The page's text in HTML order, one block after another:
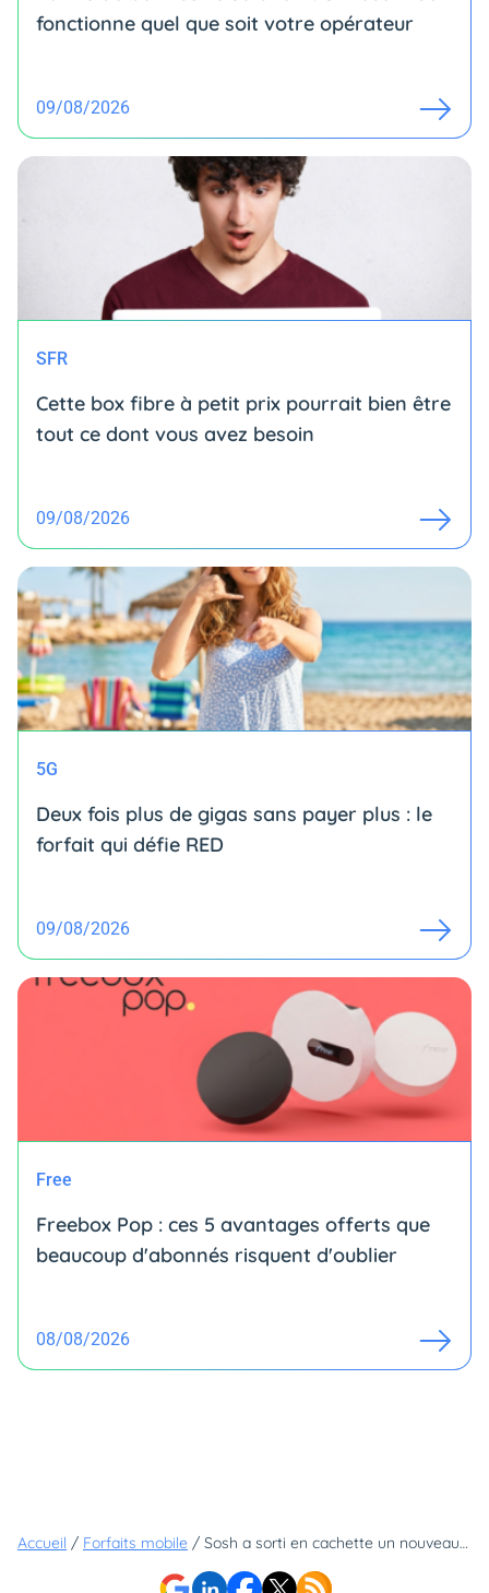
fonctionne quel que soit votre opérateur
09/08/2026
SFR
Cette box fibre à petit prix pourrait bien être
tout ce dont vous avez besoin
09/08/2026
5G
Deux fois plus de gigas sans payer plus : le
forfait qui défie RED
09/08/2026
Free
Freebox Pop : ces 5 avantages offerts que
beaucoup d'abonnés risquent d'oublier
08/08/2026
Accueil / Forfaits mobile / Sosh a sorti en cachette un nouveau forfait illimité à 1,99€